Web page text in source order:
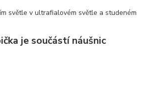
světle v ultrafialovém světle a studeném
je součástí náušnic